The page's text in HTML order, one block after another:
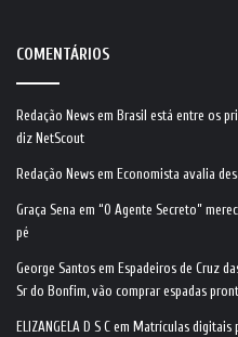
COMENTÁRIOS
Redação News em Brasil está entre os
diz NetScout
Redação News em Economista avalia
Graça Sena em “O Agente Secreto”
pé
George Santos em Espadeiros de Cruz
Sr do Bonfim, vão comprar espadas
ELIZANGELA D S C em Matrículas digitais